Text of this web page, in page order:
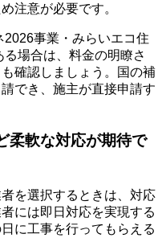
注意が必要です。
事業・みらいエコ住
場合は、料金の明瞭さ
確認しましょう。国の補
でき、施主が直接申請す
柔軟な対応が期待で
を選択するときは、対応
には即日対応を実現する
に工事を行ってもらえる